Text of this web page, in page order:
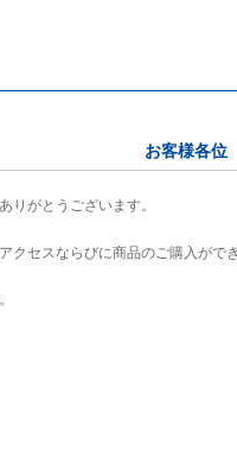
お客様各位
りがとうございます。
セスならびに商品のご購入ができ